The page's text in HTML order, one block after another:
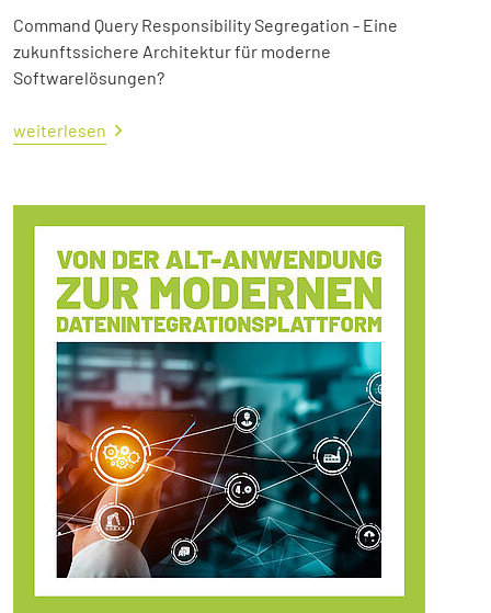
Command Query Responsibility Segregation - Eine
zukunftssichere Architektur für moderne
Softwarelösungen?
weiterlesen